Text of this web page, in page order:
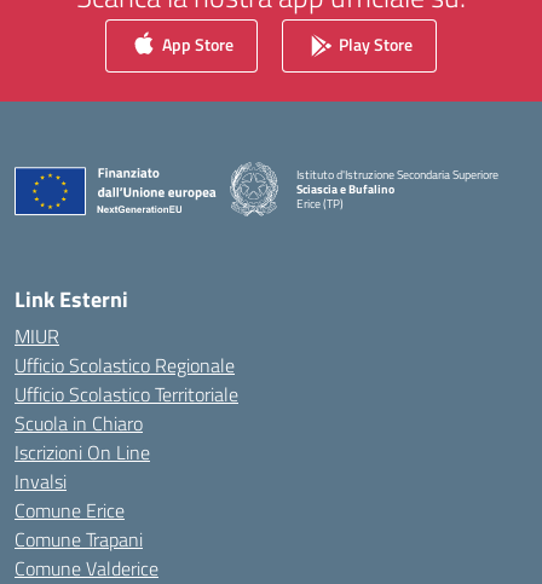
App Store Play Store
Istituto d'Istruzione Secondaria Superiore
Sciascia e Bufalino
Erice (TP)
Link Esterni
MIUR
Ufficio Scolastico Regionale
Ufficio Scolastico Territoriale
Scuola in Chiaro
Iscrizioni On Line
Invalsi
Comune Erice
Comune Trapani
Comune Valderice